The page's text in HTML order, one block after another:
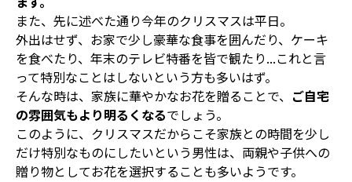
また、先に述べた通り今年のクリスマスは平日。
外出はせず、お家で少し豪華な食事を囲んだり、ケーキ
を食べたり、年末のテレビ特番を皆で観たり...これと言
って特別なことはしないという方も多いはず。
そんな時は、家族に華やかなお花を贈ることで、 ご自宅
の雰囲気もより明るくなるでしょう。
このように、クリスマスだからこそ家族との時間を少し
だけ特別なものにしたいという男性は、両親や子供への
贈り物としてお花を選択することも多いようです。